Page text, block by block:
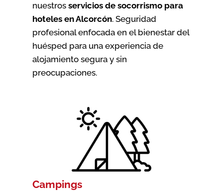
nuestros servicios de socorrismo para
hoteles en Alcorcón. Seguridad
profesional enfocada en el bienestar del
huésped para una experiencia de
alojamiento segura y sin
preocupaciones.
Campings